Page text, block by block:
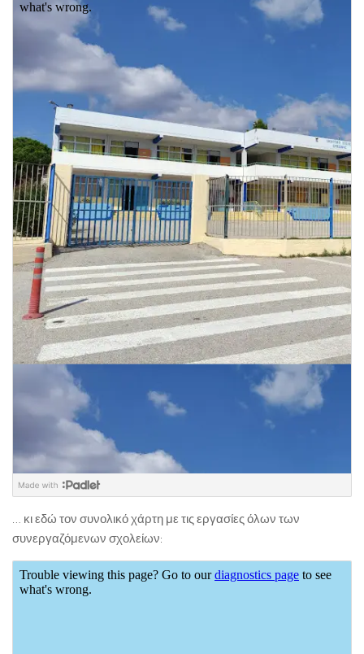
… κι εδώ τον συνολικό χάρτη με τις εργασίες όλων των
συνεργαζόμενων σχολείων: